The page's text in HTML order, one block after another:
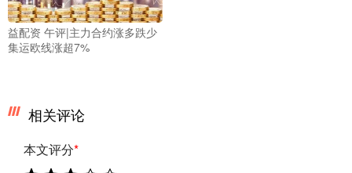
益配资 午评|主力合约涨多跌少
集运欧线涨超7%
相关评论
本文评分*